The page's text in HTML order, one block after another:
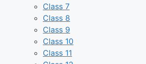
Class 7
Class 8
Class 9
Class 10
Class 11